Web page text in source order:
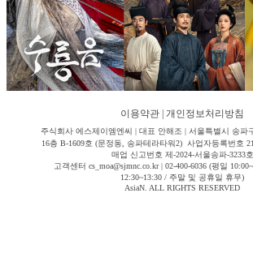
이용약관 개인정보처리방침
주식회사 에스제이엠엔씨 | 대표 안해조 | 서울특별시 송파
16층 B-1609호 (문정동, 송파테라타워2) 사업자등록번호
매업 신고번호 제-2024-서울송파-3233호
고객센터 cs_moa@sjmnc.co.kr | 02-400-6036 (평일
12:30~13:30 / 주말 및 공휴일 휴무)
AsiaN. ALL RIGHTS RESERVED